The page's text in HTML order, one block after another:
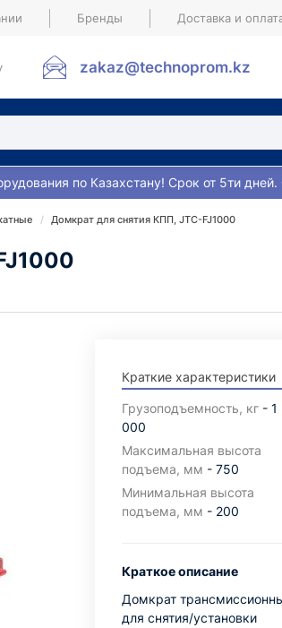
Бренды Доставка и
zakaz@technoprom.kz
по Казахстану! Срок от 5ти
Домкрат для снятия КПП, JTC-FJ1000
Краткие характеристики
Грузоподъемность, кг- 1
000
Максимальная высота
подъема, мм - 750
Минимальная высота
подъема, мм - 200
Краткое описание
Домкрат
для снятия/установки